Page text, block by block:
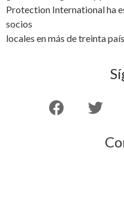
Protection International ha
socios
locales en más de treinta